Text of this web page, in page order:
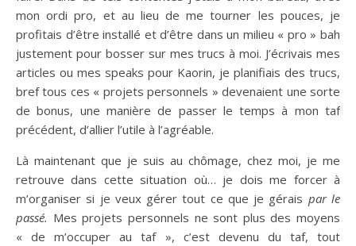
mon ordi pro, et au lieu de me tourner les pouces, je
profitais d’être installé et d’être dans un milieu « pro » bah
justement pour bosser sur mes trucs à moi. J’écrivais mes
articles ou mes speaks pour Kaorin, je planifiais des trucs,
bref tous ces « projets personnels » devenaient une sorte
de bonus, une manière de passer le temps à mon taf
précédent, d’allier l’utile à l’agréable.
Là maintenant que je suis au chômage, chez moi, je me
retrouve dans cette situation où… je dois me forcer à
m’organiser si je veux gérer tout ce que je gérais par le
passé. Mes projets personnels ne sont plus des moyens
« de m’occuper au taf », c’est devenu du taf, tout